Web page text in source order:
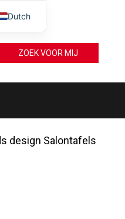
ZOEK VOOR MIJ
design Salontafels
Dutch